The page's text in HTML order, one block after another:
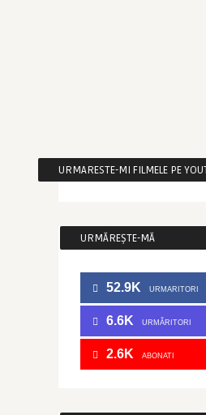
URMARESTE-MI FILMELE PE
URMĂREȘTE-MĂ
52.9K URMARITORI
6.6K URMĂRITORI
2.6K ABONATI